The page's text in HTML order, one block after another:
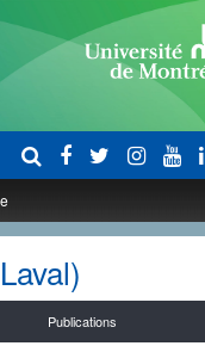
Publications